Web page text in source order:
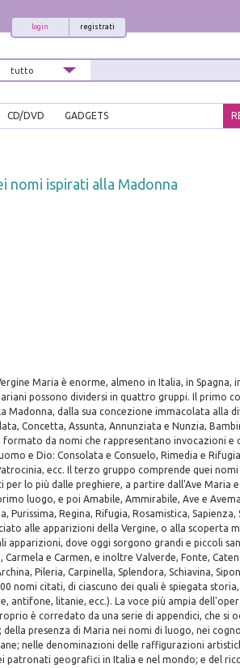
registrati
login
CD/DVD GADGETS
nomi ispirati alla Madonna
Maria è enorme, almeno in Italia, in Spagna,
possono dividersi in quattro gruppi. Il primo
Madonna, dalla sua concezione immacolata alla
Concetta, Assunta, Annunziata e Nunzia,
formato da nomi che rappresentano invocazioni e
e Dio: Consolata e Consuelo, Rimedia e
ecc. Il terzo gruppo comprende quei
lo più dalle preghiere, a partire dall'Ave Maria e
luogo, e poi Amabile, Ammirabile, Ave e
Purissima, Regina, Rifugia, Rosamistica,
alle apparizioni della Vergine, o alla scoperta
apparizioni, dove oggi sorgono grandi e piccoli
e Carmen, e inoltre Valverde, Fonte,
Pileria, Carpinella, Splendora, Schiavina,
nomi citati, di ciascuno dei quali è spiegata
antifone, litanie, ecc.). La voce più ampia
è corredato da una serie di appendici, che si
presenza di Maria nei nomi di luogo, nei
nelle denominazioni delle raffigurazioni
patronati geografici in Italia e nel mondo; e del